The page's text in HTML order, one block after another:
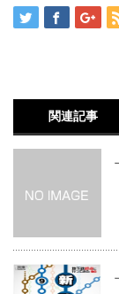
関連記事